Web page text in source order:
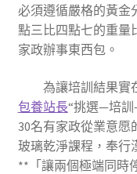
必須遵循嚴格的黃金
點三比四點七的重量
家政辦事東西包。
為讓培訓結果實
包養站長“挑選—培
30名有家政從業意愿
玻璃乾淨課程，奉行
**「讓兩個極端同時